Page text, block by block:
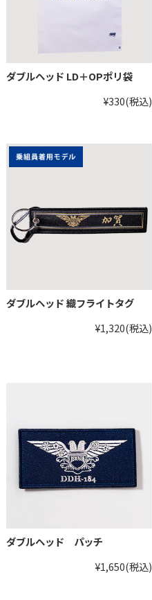
ダブルヘッド LD＋OPポリ袋
¥330(税込)
ダブルヘッド 織フライトタグ
¥1,320(税込)
ダブルヘッド パッチ
¥1,650(税込)